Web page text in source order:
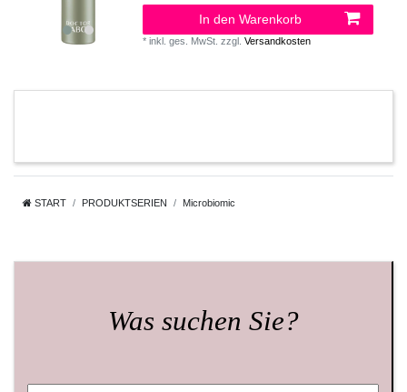
In den Warenkorb
*inkl. ges. MwSt. zzgl.Versandkosten
START PRODUKTSERIEN Microbiomic
Was suchen Sie?